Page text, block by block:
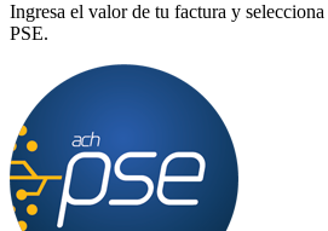
Ingresa el valor de tu factura y
PSE.